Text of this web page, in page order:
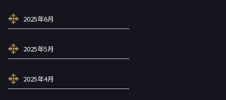
2025年6月
2025年5月
2025年4月